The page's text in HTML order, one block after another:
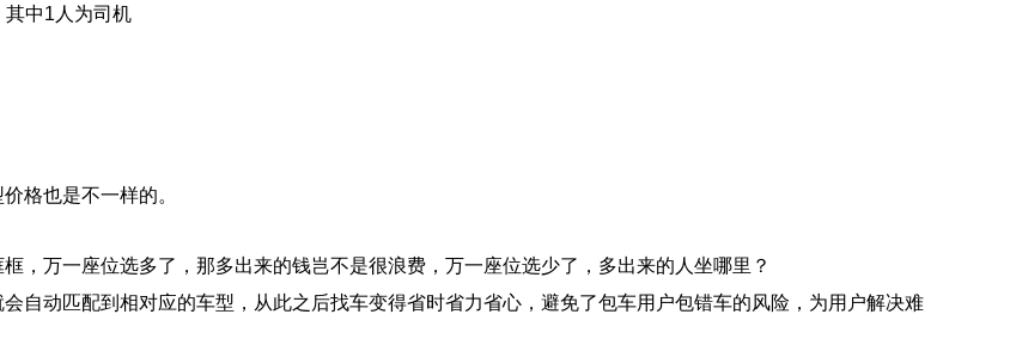
其中1人为司机
格也是不一样的。
，万一座位选多了，那多出来的钱岂不是很浪费，万一座位选少了，多出来的人坐哪里？
自动匹配到相对应的车型，从此之后找车变得省时省力省心，避免了包车用户包错车的风险，为用户解决难